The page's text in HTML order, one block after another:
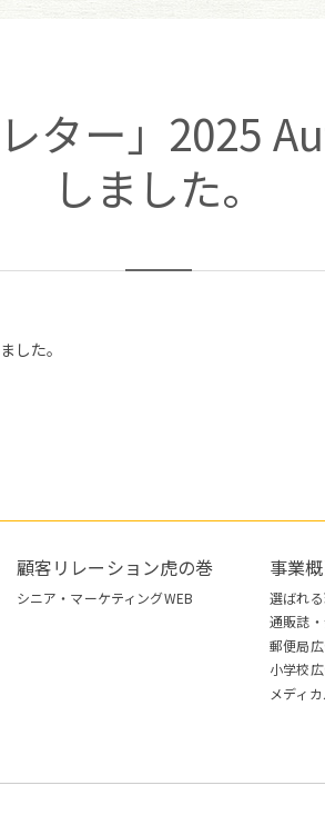
ター」2025
しました。
した。
顧客リレーション虎の巻
シニア・マーケティングWEB
事業
選ばれ
通販誌
郵便局
小学校
メディ